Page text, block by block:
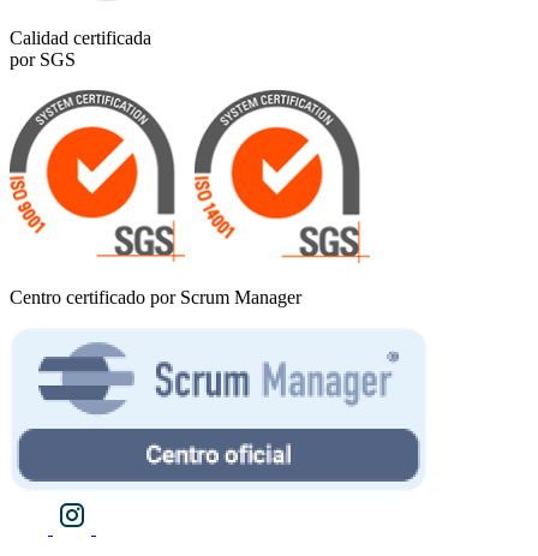
Calidad certificada
por SGS
Centro certificado por Scrum Manager